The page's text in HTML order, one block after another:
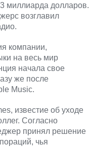
миллиарда долларов.
возглавил
компании,
на весь мир
начала свое
же после
Music.
известие об уходе
Согласно
принял решение
чья